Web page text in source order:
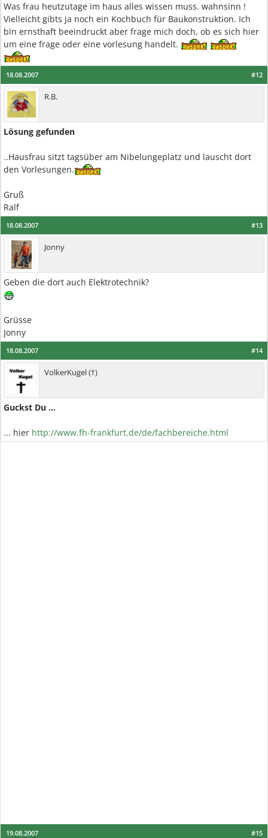
Was frau heutzutage im haus alles wissen muss. wahnsinn !
Vielleicht gibts ja noch ein Kochbuch für Baukonstruktion. Ich
bin ernsthaft beeindruckt aber frage mich doch, ob es sich hier
um eine frage oder eine vorlesung handelt.
#12
18.08.2007
R.B.
Lösung gefunden
..Hausfrau sitzt tagsüber am Nibelungeplatz und lauscht dort
den Vorlesungen.
Gruß
Ralf
#13
18.08.2007
Jonny
Geben die dort auch Elektrotechnik?
Grüsse
Jonny
#14
18.08.2007
VolkerKugel (†)
Guckst Du ...
... hier http://www.fh-frankfurt.de/de/fachbereiche.html
#15
19.08.2007